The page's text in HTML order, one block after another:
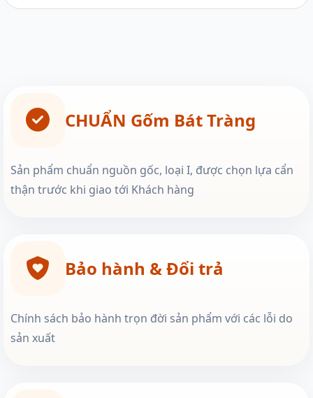
CHUẨN Gốm Bát Tràng
Sản phẩm chuẩn nguồn gốc, loại I, được chọn lựa cẩn
thận trước khi giao tới Khách hàng
Bảo hành & Đổi trả
Chính sách bảo hành trọn đời sản phẩm với các lỗi do
sản xuất